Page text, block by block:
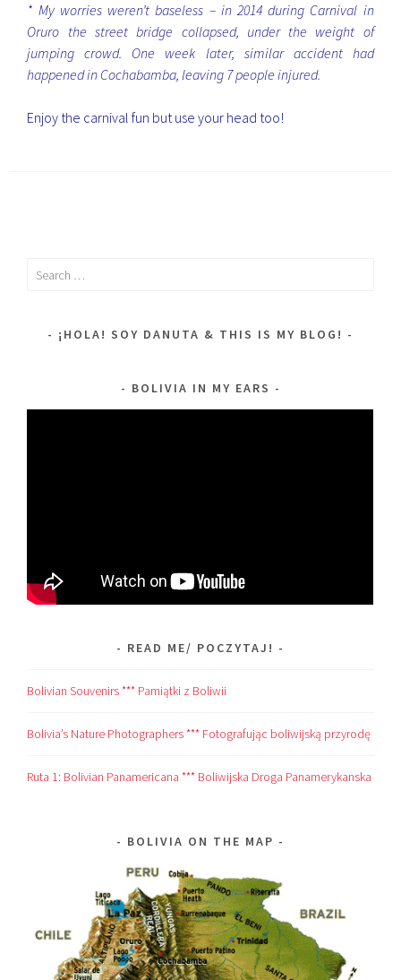
* My worries weren’t baseless – in 2014 during Carnival in
Oruro the street bridge collapsed, under the weight of
jumping crowd. One week later, similar accident had
happened in Cochabamba, leaving 7 people injured.
Enjoy the carnival fun but use your head too!
Search
¡HOLA! SOY DANUTA & THIS IS MY BLOG!
BOLIVIA IN MY EARS
READ ME/ POCZYTAJ!
Bolivian Souvenirs *** Pamiątki z Boliwii
Bolivia’s Nature Photographers *** Fotografując boliwijską przyrodę
Ruta 1: Bolivian Panamericana *** Boliwijska Droga Panamerykanska
BOLIVIA ON THE MAP